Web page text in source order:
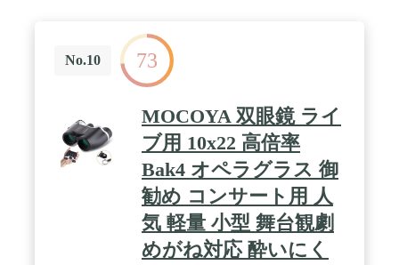
No.10 73
MOCOYA 双眼鏡 ライ
ブ用 10x22 高倍率
Bak4 オペラグラス 御
勧め コンサート用 人
気 軽量 小型 舞台観劇
めがね対応 酔いにく